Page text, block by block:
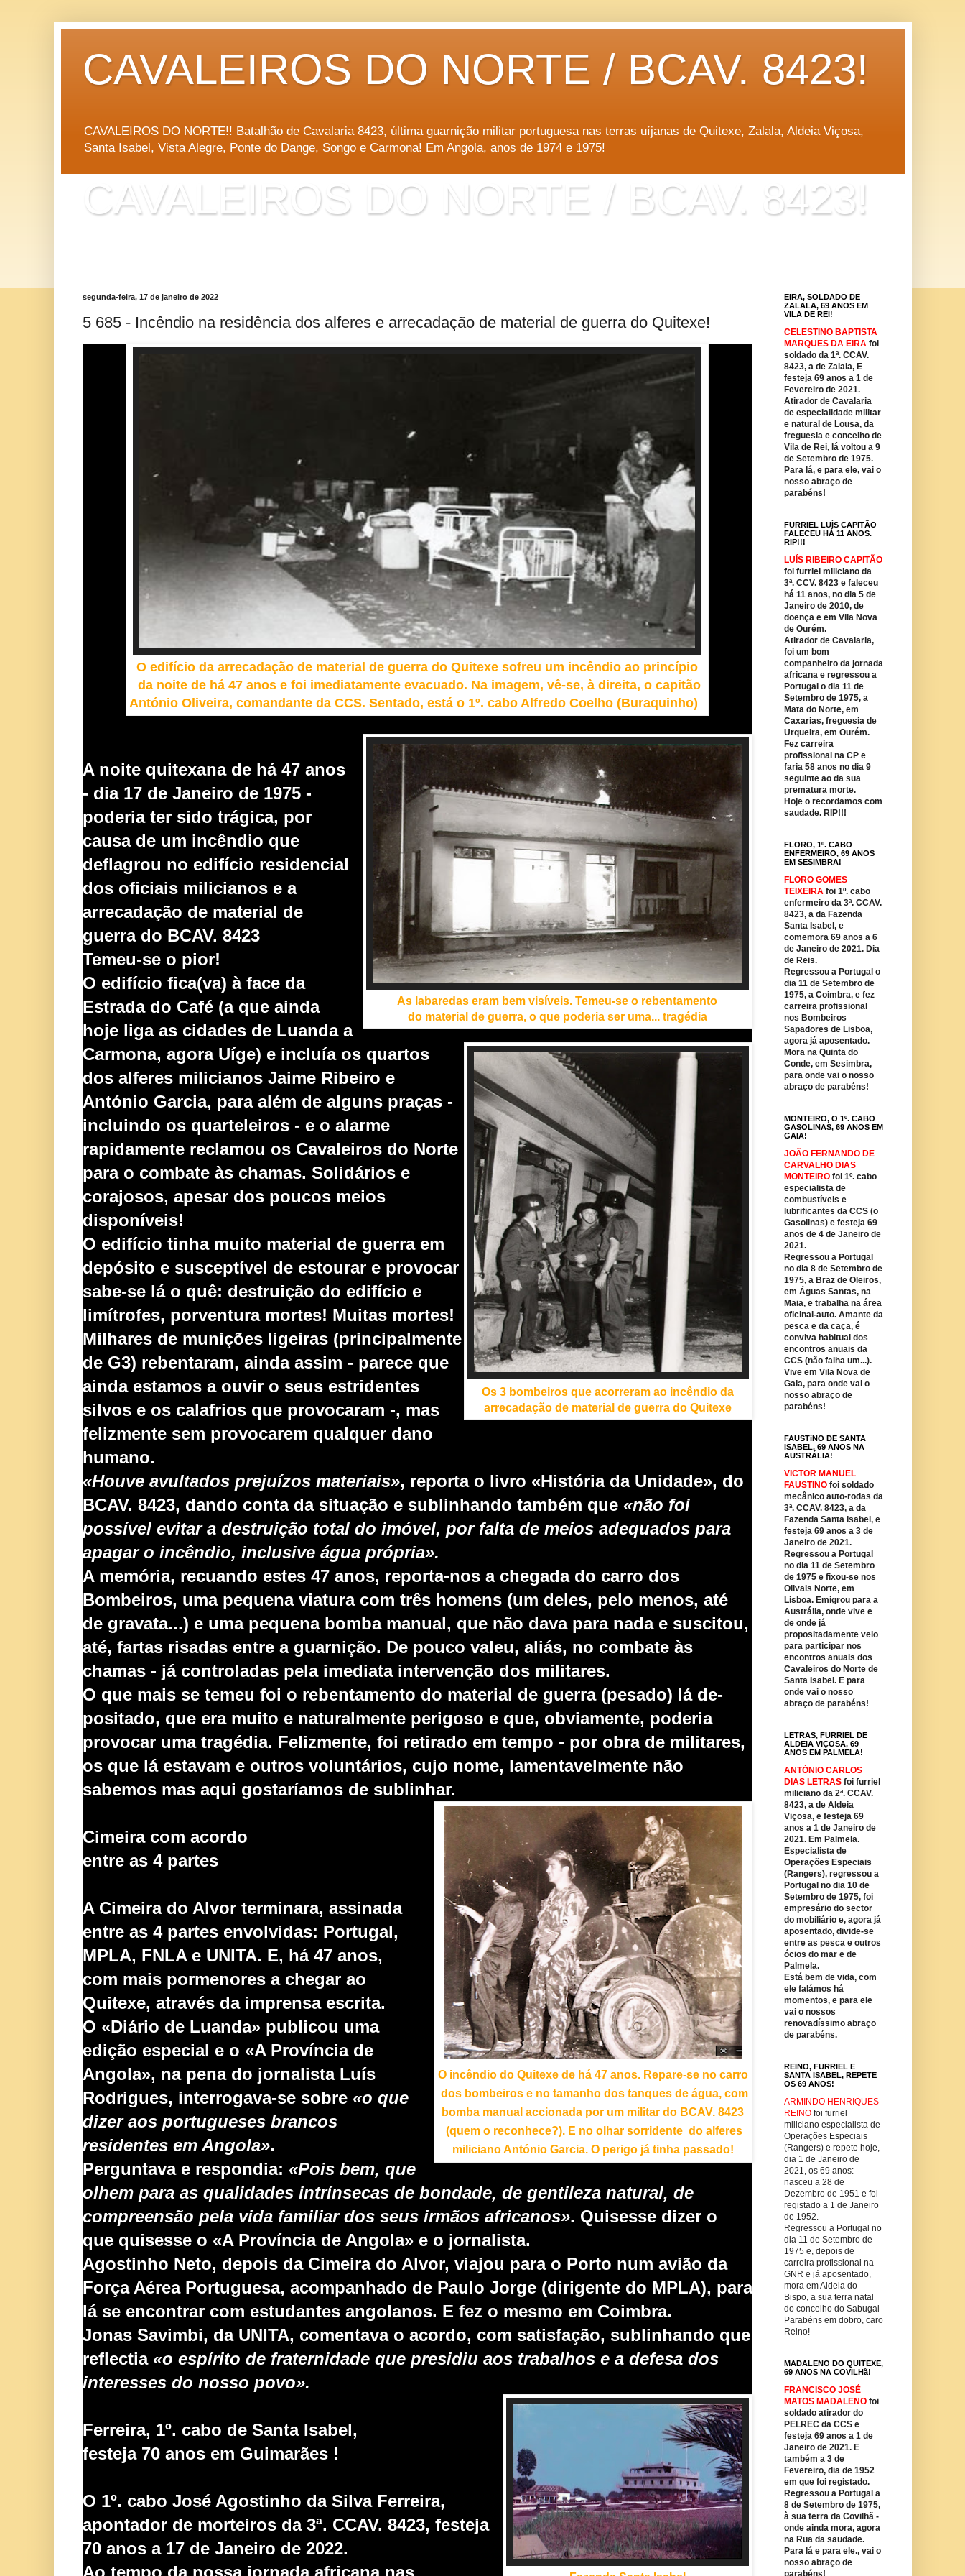
CAVALEIROS DO NORTE / BCAV. 8423!
CAVALEIROS DO NORTE!! Batalhão de Cavalaria 8423, última guarnição militar portuguesa nas terras uíjanas de Quitexe, Zalala, Aldeia Viçosa,
Santa Isabel, Vista Alegre, Ponte do Dange, Songo e Carmona! Em Angola, anos de 1974 e 1975!
CAVALEIROS DO NORTE / BCAV. 8423!
segunda-feira, 17 de janeiro de 2022
5 685 - Incêndio na residência dos alferes e arrecadação de material de guerra do Quitexe!
O edifício da arrecadação de material de guerra do Quitexe sofreu um incêndio ao princípio
da noite de há 47 anos e foi imediatamente evacuado. Na imagem, vê-se, à direita, o capitão
António Oliveira, comandante da CCS. Sentado, está o 1º. cabo Alfredo Coelho (Buraquinho)
As labaredas eram bem visíveis. Temeu-se o rebentamento
do material de guerra, o que poderia ser uma... tragédia
A noite quitexana de há 47 anos
- dia 17 de Janeiro de 1975 -
poderia ter sido trágica, por
causa de um incêndio que
deflagrou no edifício residencial
dos oficiais milicianos e a
arrecadação de material de
guerra do BCAV. 8423
Temeu-se o pior!
O edifício fica(va) à face da
Estrada do Café (a que ainda
hoje liga as cidades de Luanda a
Os 3 bombeiros que acorreram ao incêndio da
arrecadação de material de guerra do Quitexe
Carmona, agora Uíge) e incluía os quartos
dos alferes milicianos Jaime Ribeiro e
António Garcia, para além de alguns praças -
incluindo os quarteleiros - e o alarme
rapidamente reclamou os Cavaleiros do Norte
para o combate às chamas. Solidários e
corajosos, apesar dos poucos meios
disponíveis!
O edifício tinha muito material de guerra em
depósito e susceptível de estourar e provocar
sabe-se lá o quê: destruição do edifício e
limítrofes, porventura mortes! Muitas mortes!
Milhares de munições ligeiras (principalmente
de G3) rebentaram, ainda assim - parece que
ainda estamos a ouvir o seus estridentes
silvos e os calafrios que provocaram -, mas
felizmente sem provocarem qualquer dano
humano.
«Houve avultados prejuízos materiais», reporta o livro «História da Unidade», do
BCAV. 8423, dando conta da situação e sublinhando também que «não foi
possível evitar a destruição total do imóvel, por falta de meios adequados para
apagar o incêndio, inclusive água própria».
A memória, recuando estes 47 anos, reporta-nos a chegada do carro dos
Bombeiros, uma pequena viatura com três homens (um deles, pelo menos, até
de gravata...) e uma pequena bomba manual, que não dava para nada e suscitou,
até, fartas risadas entre a guarnição. De pouco valeu, aliás, no combate às
chamas - já controladas pela imediata intervenção dos militares.
O que mais se temeu foi o rebentamento do material de guerra (pesado) lá de-
positado, que era muito e naturalmente perigoso e que, obviamente, poderia
provocar uma tragédia. Felizmente, foi retirado em tempo - por obra de militares,
os que lá estavam e outros voluntários, cujo nome, lamentavelmente não
sabemos mas aqui gostaríamos de sublinhar.
O incêndio do Quitexe de há 47 anos. Repare-se no carro
dos bombeiros e no tamanho dos tanques de água, com
bomba manual accionada por um militar do BCAV. 8423
(quem o reconhece?). E no olhar sorridente do alferes
miliciano António Garcia. O perigo já tinha passado!
Cimeira com acordo
entre as 4 partes
A Cimeira do Alvor terminara, assinada
entre as 4 partes envolvidas: Portugal,
MPLA, FNLA e UNITA. E, há 47 anos,
com mais pormenores a chegar ao
Quitexe, através da imprensa escrita.
O «Diário de Luanda» publicou uma
edição especial e o «A Província de
Angola», na pena do jornalista Luís
Rodrigues, interrogava-se sobre«o que
dizer aos portugueses brancos
residentes em Angola».
Perguntava e respondia: «Pois bem, que
olhem para as qualidades intrínsecas de bondade, de gentileza natural, de
compreensão pela vida familiar dos seus irmãos africanos». Quisesse dizer o
que quisesse o «A Província de Angola» e o jornalista.
Agostinho Neto, depois da Cimeira do Alvor, viajou para o Porto num avião da
Força Aérea Portuguesa, acompanhado de Paulo Jorge (dirigente do MPLA), para
lá se encontrar com estudantes angolanos. E fez o mesmo em Coimbra.
Jonas Savimbi, da UNITA, comentava o acordo, com satisfação, sublinhando que
reflectia «o espírito de fraternidade que presidiu aos trabalhos e a defesa dos
interesses do nosso povo».
Ferreira, 1º. cabo de Santa Isabel,
festeja 70 anos em Guimarães !
O 1º. cabo José Agostinho da Silva Ferreira,
apontador de morteiros da 3ª. CCAV. 8423, festeja
70 anos a 17 de Janeiro de 2022.
Ao tempo da nossa jornada africana nas
EIRA, SOLDADO DE
ZALALA, 69 ANOS EM
VILA DE REI!
CELESTINO BAPTISTA
MARQUES DA EIRAfoi
soldado da 1ª. CCAV.
8423, a de Zalala, E
festeja 69 anos a 1 de
Fevereiro de 2021.
Atirador de Cavalaria
de especialidade militar
e natural de Lousa, da
freguesia e concelho de
Vila de Rei, lá voltou a 9
de Setembro de 1975.
Para lá, e para ele, vai o
nosso abraço de
parabéns!
FURRIEL LUÍS CAPITÃO
FALECEU HÁ 11 ANOS.
RIP!!!
LUÍS RIBEIRO CAPITÃO
foi furriel miliciano da
3ª. CCV. 8423 e faleceu
há 11 anos, no dia 5 de
Janeiro de 2010, de
doença e em Vila Nova
de Ourém.
Atirador de Cavalaria,
foi um bom
companheiro da jornada
africana e regressou a
Portugal o dia 11 de
Setembro de 1975, a
Mata do Norte, em
Caxarias, freguesia de
Urqueira, em Ourém.
Fez carreira
profissional na CP e
faria 58 anos no dia 9
seguinte ao da sua
prematura morte.
Hoje o recordamos com
saudade. RIP!!!
FLORO, 1º. CABO
ENFERMEIRO, 69 ANOS
EM SESIMBRA!
FLORO GOMES
TEIXEIRAfoi 1º. cabo
enfermeiro da 3ª. CCAV.
8423, a da Fazenda
Santa Isabel, e
comemora 69 anos a 6
de Janeiro de 2021. Dia
de Reis.
Regressou a Portugal o
dia 11 de Setembro de
1975, a Coimbra, e fez
carreira profissional
nos Bombeiros
Sapadores de Lisboa,
agora já aposentado.
Mora na Quinta do
Conde, em Sesimbra,
para onde vai o nosso
abraço de parabéns!
MONTEIRO, O 1º. CABO
GASOLINAS, 69 ANOS EM
GAIA!
JOÃO FERNANDO DE
CARVALHO DIAS
MONTEIROfoi 1º. cabo
especialista de
combustíveis e
lubrificantes da CCS (o
Gasolinas) e festeja 69
anos de 4 de Janeiro de
2021.
Regressou a Portugal
no dia 8 de Setembro de
1975, a Braz de Oleiros,
em Águas Santas, na
Maia, e trabalha na área
oficinal-auto. Amante da
pesca e da caça, é
conviva habitual dos
encontros anuais da
CCS (não falha um...).
Vive em Vila Nova de
Gaia, para onde vai o
nosso abraço de
parabéns!
FAUSTiNO DE SANTA
ISABEL, 69 ANOS NA
AUSTRÁLIA!
VICTOR MANUEL
FAUSTINOfoi soldado
mecânico auto-rodas da
3ª. CCAV. 8423, a da
Fazenda Santa Isabel, e
festeja 69 anos a 3 de
Janeiro de 2021.
Regressou a Portugal
no dia 11 de Setembro
de 1975 e fixou-se nos
Olivais Norte, em
Lisboa. Emigrou para a
Austrália, onde vive e
de onde já
propositadamente veio
para participar nos
encontros anuais dos
Cavaleiros do Norte de
Santa Isabel. E para
onde vai o nosso
abraço de parabéns!
LETRAS, FURRIEL DE
ALDEiA VIÇOSA, 69
ANOS EM PALMELA!
ANTÓNIO CARLOS
DIAS LETRASfoi furriel
miliciano da 2ª. CCAV.
8423, a de Aldeia
Viçosa, e festeja 69
anos a 1 de Janeiro de
2021. Em Palmela.
Especialista de
Operações Especiais
(Rangers), regressou a
Portugal no dia 10 de
Setembro de 1975, foi
empresário do sector
do mobiliário e, agora já
aposentado, divide-se
entre as pesca e outros
ócios do mar e de
Palmela.
Está bem de vida, com
ele falámos há
momentos, e para ele
vai o nossos
renovadíssimo abraço
de parabéns.
REINO, FURRIEL E
SANTA ISABEL, REPETE
OS 69 ANOS!
ARMINDO HENRIQUES
REINOfoi furriel
miliciano especialista de
Operações Especiais
(Rangers) e repete hoje,
dia 1 de Janeiro de
2021, os 69 anos:
nasceu a 28 de
Dezembro de 1951 e foi
registado a 1 de Janeiro
de 1952.
Regressou a Portugal no
dia 11 de Setembro de
1975 e, depois de
carreira profissional na
GNR e já aposentado,
mora em Aldeia do
Bispo, a sua terra natal
do concelho do Sabugal
Parabéns em dobro, caro
Reino!
MADALENO DO QUITEXE,
69 ANOS NA COVILHã!
FRANCISCO JOSÉ
MATOS MADALENO foi
soldado atirador do
PELREC da CCS e
festeja 69 anos a 1 de
Janeiro de 2021. E
também a 3 de
Fevereiro, dia de 1952
em que foi registado.
Regressou a Portugal a
8 de Setembro de 1975,
à sua terra da Covilhã -
onde ainda mora, agora
na Rua da saudade.
Para lá e para ele., vai o
nosso abraço de